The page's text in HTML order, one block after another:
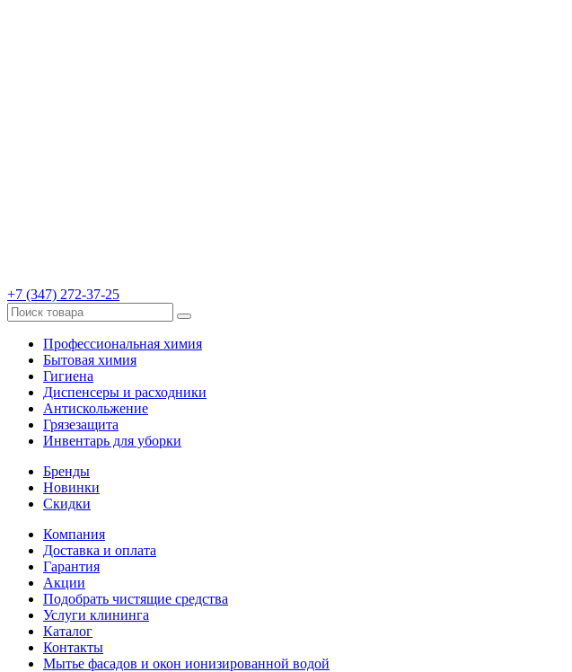
+7 (347) 272-37-25
Профессиональная химия
Бытовая химия
Гигиена
Диспенсеры и расходники
Антискольжение
Грязезащита
Инвентарь для уборки
Бренды
Новинки
Скидки
Компания
Доставка и оплата
Гарантия
Акции
Подобрать чистящие средства
Услуги клининга
Каталог
Контакты
Мытье фасадов и окон ионизированной водой